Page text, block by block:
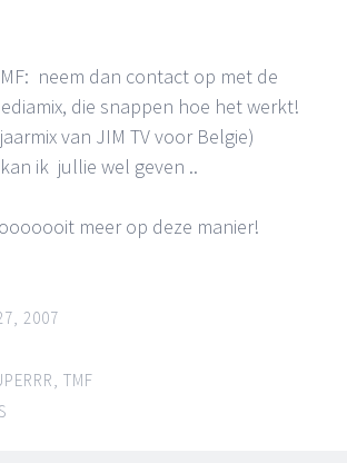
neem dan contact op met de
die snappen hoe het werkt!
van JIM TV voor Belgie)
ik jullie wel geven ..
meer op deze manier!
2007
TMF